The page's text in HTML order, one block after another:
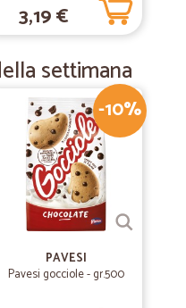
3,19 €
settimana
-10%
PAVESI
Pavesi gocciole - gr.500